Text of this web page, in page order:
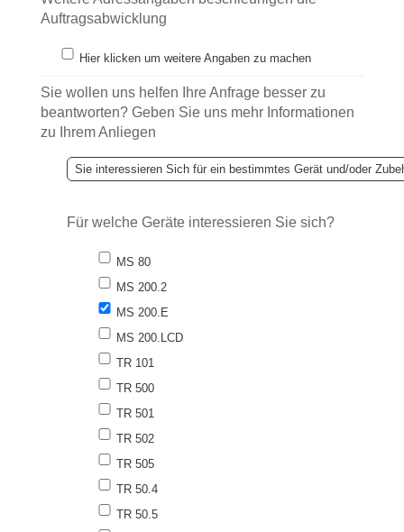
Auftragsabwicklung
Hier klicken um weitere Angaben zu machen
Sie wollen uns helfen Ihre Anfrage besser zu
beantworten? Geben Sie uns mehr Informationen
zu Ihrem Anliegen
Für welche Geräte interessieren Sie sich?
MS 80
MS 200.2
MS 200.E
MS 200.LCD
TR 101
TR 500
TR 501
TR 502
TR 505
TR 50.4
TR 50.5